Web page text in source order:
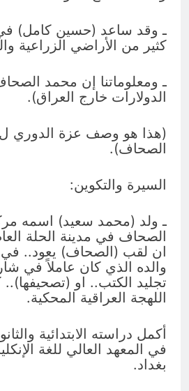
ـ وقد ساعد (حسين كامل) في
كثير من الأراضي الزراعية
ـ ومعلوماتنا إن محمد
الدولارات خارج العراق).
(هذا هو وصف عزة الدوري
الصحاف).
السيرة والتكوين:
ـ ولد (محمد سعيد) اسمه
ان لقب (الصحاف) يعود.. في
والده الذي كان عاملاً في
تجليد الكتب.. او
اللهجة العراقية المحكية.
أكمل دراسته الابتدائية
في المعهد العالي للغة
بغداد.